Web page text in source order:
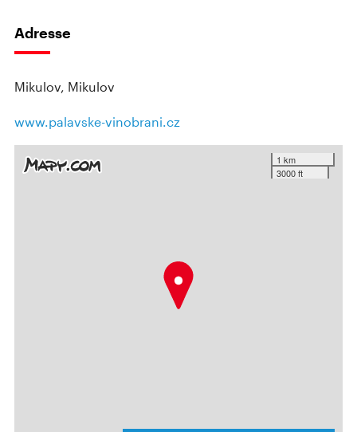
Adresse
Mikulov, Mikulov
www.palavske-vinobrani.cz
1 km
3000 ft